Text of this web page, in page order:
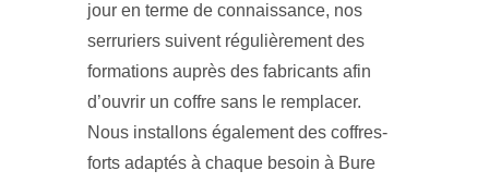
jour en terme de connaissance, nos
serruriers suivent régulièrement des
formations auprès des fabricants afin
d’ouvrir un coffre sans le remplacer.
Nous installons également des coffres-
forts adaptés à chaque besoin à Bure